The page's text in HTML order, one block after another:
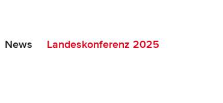
News Landeskonferenz 2025